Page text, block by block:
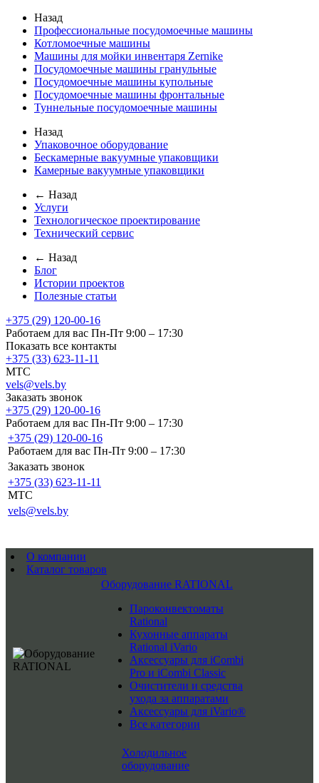
Назад
Профессиональные посудомоечные машины
Котломоечные машины
Машины для мойки инвентаря Zernike
Посудомоечные машины гранульные
Посудомоечные машины купольные
Посудомоечные машины фронтальные
Туннельные посудомоечные машины
Назад
Упаковочное оборудование
Бескамерные вакуумные упаковщики
Камерные вакуумные упаковщики
← Назад
Услуги
Технологическое проектирование
Технический сервис
← Назад
Блог
Истории проектов
Полезные статьи
+375 (29) 120-00-16
Работаем для вас Пн-Пт 9:00 – 17:30
Показать все контакты
+375 (33) 623-11-11
MTC
vels@vels.by
Заказать звонок
+375 (29) 120-00-16
Работаем для вас Пн-Пт 9:00 – 17:30
+375 (29) 120-00-16
Работаем для вас Пн-Пт 9:00 – 17:30
Заказать звонок
+375 (33) 623-11-11
MTC
vels@vels.by
О компании
Каталог товаров
Оборудование RATIONAL
Пароконвектоматы
Rational
Кухонные аппараты
Rational iVario
Аксессуары для iCombi
Pro и iCombi Classic
Очистители и средства
ухода за аппаратами
Аксессуары для iVario®
Все категории
Холодильное
оборудование